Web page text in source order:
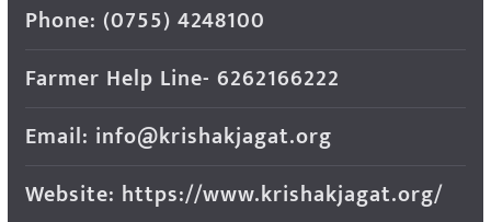
Phone: (0755) 4248100
Farmer Help Line- 6262166222
Email: info@krishakjagat.org
Website: https://www.krishakjagat.org/